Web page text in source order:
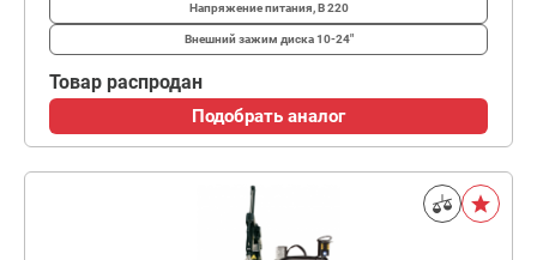
Напряжение питания, В220
Внешний зажим диска10-24"
Товар распродан
Подобрать аналог